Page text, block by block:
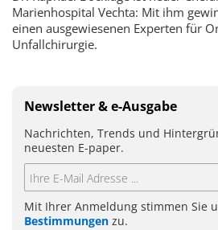
Marienhospital Vechta: Mit ihm
einen ausgewiesenen Experten für
Unfallchirurgie.
Newsletter & e-Ausgabe
Nachrichten, Trends und
neuesten E-paper.
Mit Ihrer Anmeldung stimmen Sie
Bestimmungen zu.